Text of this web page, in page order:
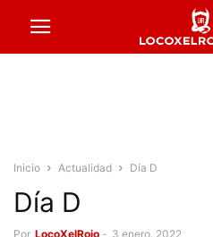
Inicio Actualidad Día D
Día D
Por LocoXelRojo - 3 enero, 2022